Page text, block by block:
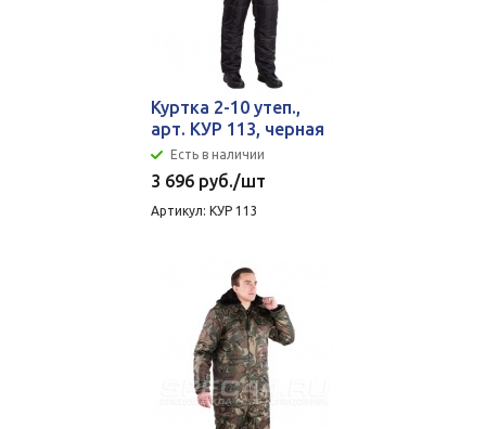
Куртка 2-10 утеп.,
арт. КУР 113, черная
Есть в наличии
3 696 руб./шт
Артикул: КУР 113